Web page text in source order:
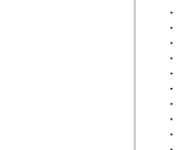
・
・
・
・
・
・
・
・
・